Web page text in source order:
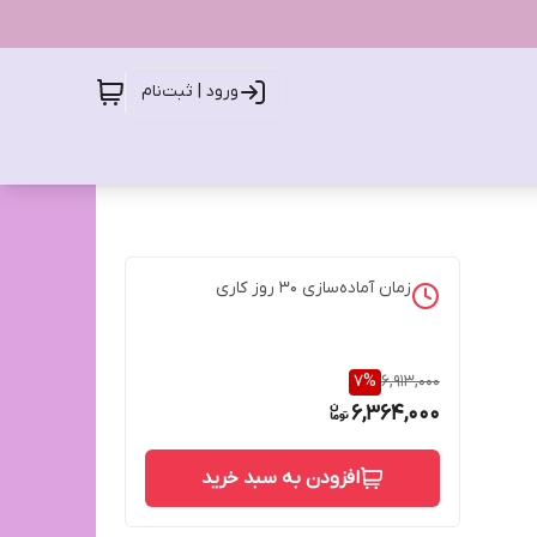
ورود | ثبت‌نام
زمان آماده‌سازی 30 روز کاری
6,913,000
7%
6,364,000
افزودن به سبد خرید